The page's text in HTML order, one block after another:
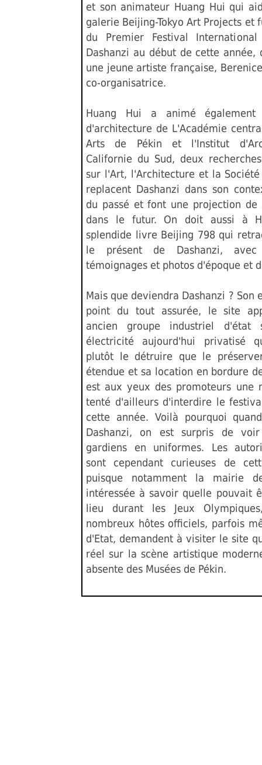
et son animateur Huang Hui qui
galerie Beijing-Tokyo Art Projects et
du Premier Festival
Dashanzi au début de cette année,
une jeune artiste française,
co-organisatrice.
Huang Hui a animé également
d'architecture de L'Académie
Arts de Pékin et l'Institut
Californie du Sud, deux
sur l'Art, l'Architecture et la
replacent Dashanzi dans son
du passé et font une projection de
dans le futur. On doit aussi à
splendide livre Beijing 798 qui
le présent de Dashanzi,
témoignages et photos d'époque et
Mais que deviendra Dashanzi ? Son
point du tout assurée, le site
ancien groupe industriel d'état
électricité aujourd'hui privatisé
plutôt le détruire que le
étendue et sa location en bordure
est aux yeux des promoteurs une
tenté d'ailleurs d'interdire le
cette année. Voilà pourquoi
Dashanzi, on est surpris de
gardiens en uniformes. Les
sont cependant curieuses de
puisque notamment la mairie
intéressée à savoir quelle pouvait
lieu durant les Jeux
nombreux hôtes officiels, parfois
d'Etat, demandent à visiter le site
réel sur la scène artistique
absente des Musées de Pékin.